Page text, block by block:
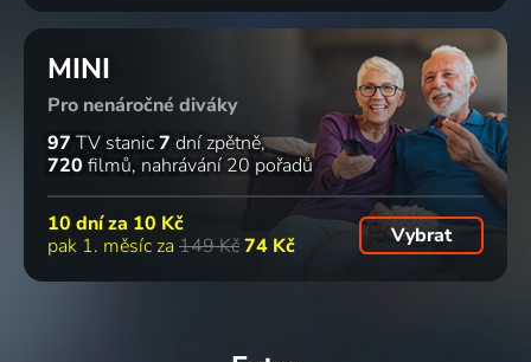
MINI
Pro nenáročné diváky
97 TV stanic7 dní zpětně
720 filmů nahrávání 20 pořadů
10 dní za 10 Kč
pak 1. měsíc za 149 Kč74 Kč Vybrat